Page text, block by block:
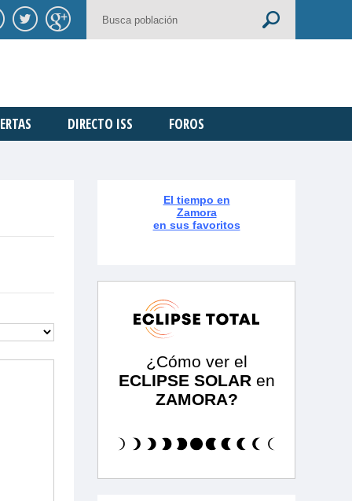
DIRECTO ISS FOROS
El tiempo en
Zamora
en sus favoritos
¿Cómo ver el
ECLIPSE SOLAR en
ZAMORA?